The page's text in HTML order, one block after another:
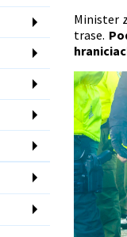
Minister
trase.